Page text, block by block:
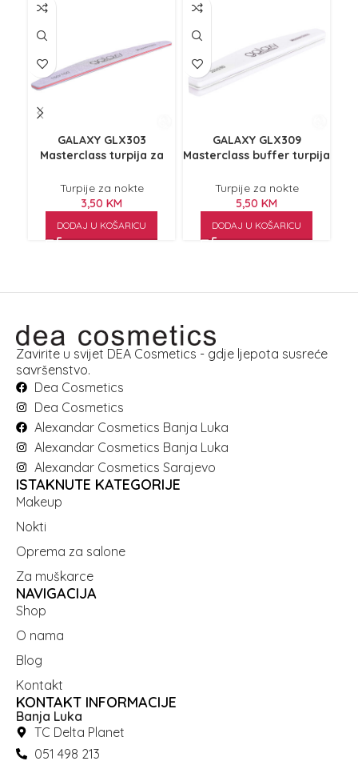
GALAXY GLX303
Masterclass turpija za
Turpije za nokte
3,50 KM
DODAJ U KOŠARICU
GALAXY GLX309
Masterclass buffer turpija
Turpije za nokte
5,50 KM
DODAJ U KOŠARICU
Zavirite u svijet DEA Cosmetics - gdje ljepota susreće
savršenstvo.
Dea Cosmetics
Dea Cosmetics
Alexandar Cosmetics Banja Luka
Alexandar Cosmetics Banja Luka
Alexandar Cosmetics Sarajevo
ISTAKNUTE KATEGORIJE
Makeup
Nokti
Oprema za salone
Za muškarce
NAVIGACIJA
Shop
O nama
Blog
Kontakt
KONTAKT INFORMACIJE
Banja Luka
TC Delta Planet
051 498 213